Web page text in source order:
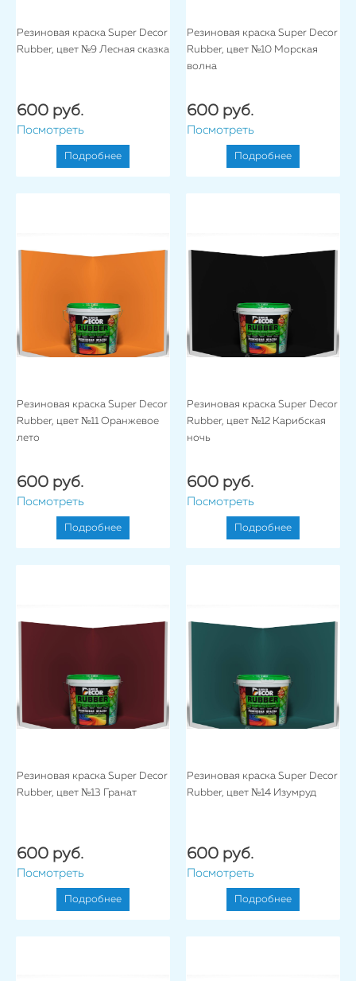
Резиновая краска Super Decor
Rubber, цвет №9 Лесная сказка
600 руб.
Посмотреть
Подробнее
Резиновая краска Super Decor
Rubber, цвет №10 Морская
волна
600 руб.
Посмотреть
Подробнее
Резиновая краска Super Decor
Rubber, цвет №11 Оранжевое
лето
600 руб.
Посмотреть
Подробнее
Резиновая краска Super Decor
Rubber, цвет №12 Карибская
ночь
600 руб.
Посмотреть
Подробнее
Резиновая краска Super Decor
Rubber, цвет №13 Гранат
600 руб.
Посмотреть
Подробнее
Резиновая краска Super Decor
Rubber, цвет №14 Изумруд
600 руб.
Посмотреть
Подробнее